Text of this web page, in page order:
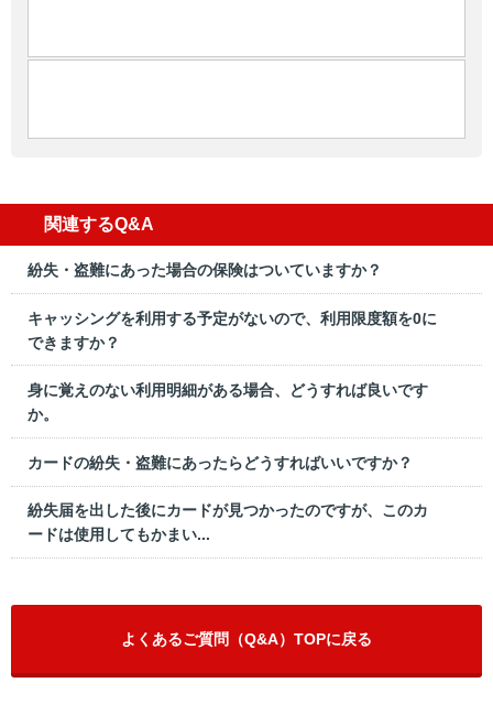
関連するQ&A
紛失・盗難にあった場合の保険はついていますか？
キャッシングを利用する予定がないので、利用限度額を0に
できますか？
身に覚えのない利用明細がある場合、どうすれば良いです
か。
カードの紛失・盗難にあったらどうすればいいですか？
紛失届を出した後にカードが見つかったのですが、このカ
ードは使用してもかまい...
よくあるご質問（Q&A）TOPに戻る